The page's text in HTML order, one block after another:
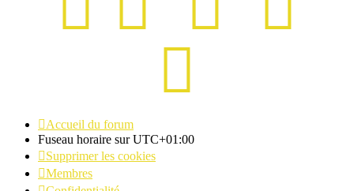
Accueil du forum
Fuseau horaire surUTC+01:00
Supprimer les cookies
Membres